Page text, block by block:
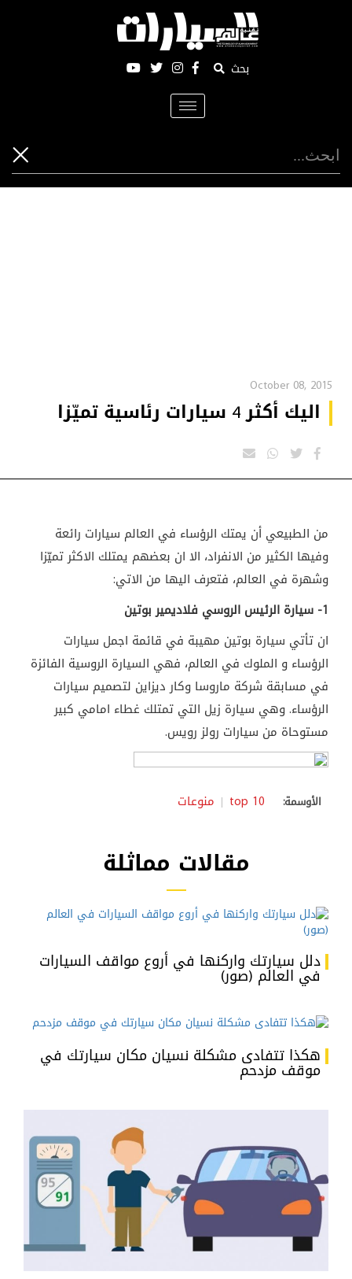
بحث
Toggle
navigation
October 08, 2015
اليك أكثر 4 سيارات رئاسية تميّزا
من الطبيعي أن يمتك الرؤساء في العالم سيارات رائعة
وفيها الكثير من الانفراد، الا ان بعضهم يمتلك الاكثر تميّزا
وشهرة في العالم، فتعرف اليها من الاتي:
1- سيارة الرئيس الروسي فلاديمير بوتين
ان تأتي سيارة بوتين مهيبة في قائمة اجمل سيارات
الرؤساء و الملوك في العالم، فهي السيارة الروسية الفائزة
في مسابقة شركة ماروسا وكار ديزاين لتصميم سيارات
الرؤساء. وهي سيارة زيل التي تمتلك غطاء امامي كبير
مستوحاة من سيارات رولز رويس.
الأوسمة: top 10 منوعات
مقالات مماثلة
دلل سيارتك واركنها في أروع مواقف السيارات
في العالم (صور)
هكذا تتفادى مشكلة نسيان مكان سيارتك في
موقف مزدحم